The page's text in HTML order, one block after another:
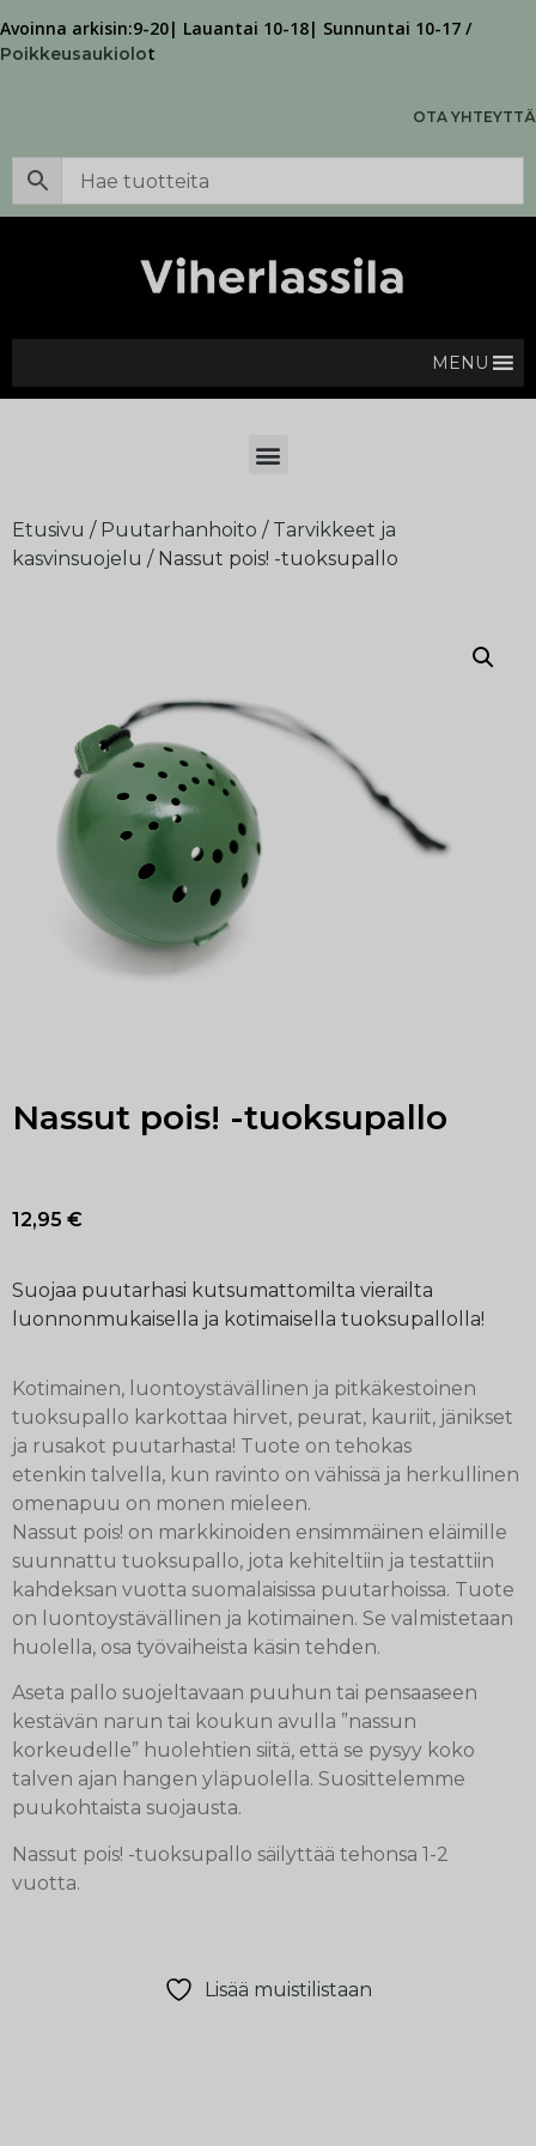
Avoinna arkisin:9-20| Lauantai 10-18| Sunnuntai 10-17 /
Poikkeusaukiolot
OTA YHTEYTTÄ
MENU
Etusivu / Puutarhanhoito / Tarvikkeet ja
kasvinsuojelu / Nassut pois! -tuoksupallo
Nassut pois! -tuoksupallo
12,95 €
Suojaa puutarhasi kutsumattomilta vierailta
luonnonmukaisella ja kotimaisella tuoksupallolla!
Kotimainen, luontoystävällinen ja pitkäkestoinen
tuoksupallo karkottaa hirvet, peurat, kauriit, jänikset
ja rusakot puutarhasta! Tuote on tehokas
etenkin talvella, kun ravinto on vähissä ja herkullinen
omenapuu on monen mieleen.
Nassut pois! on markkinoiden ensimmäinen eläimille
suunnattu tuoksupallo, jota kehiteltiin ja testattiin
kahdeksan vuotta suomalaisissa puutarhoissa. Tuote
on luontoystävällinen ja kotimainen. Se valmistetaan
huolella, osa työvaiheista käsin tehden.
Aseta pallo suojeltavaan puuhun tai pensaaseen
kestävän narun tai koukun avulla ”nassun
korkeudelle” huolehtien siitä, että se pysyy koko
talven ajan hangen yläpuolella. Suosittelemme
puukohtaista suojausta.
Nassut pois! -tuoksupallo säilyttää tehonsa 1-2
vuotta.
Lisää muistilistaan